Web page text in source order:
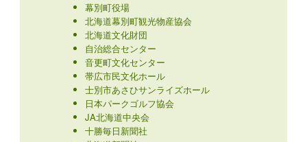
幕別町役場
北海道幕別町観光物産協会
北海道文化財団
自治総合センター
音更町文化センター
帯広市民文化ホール
士別市あさひサンライズホール
日本パークゴルフ協会
JA北海道中央会
十勝毎日新聞社